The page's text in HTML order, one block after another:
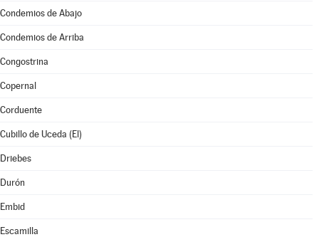
Condemios de Abajo
Condemios de Arriba
Congostrina
Copernal
Corduente
Cubillo de Uceda (El)
Driebes
Durón
Embid
Escamilla